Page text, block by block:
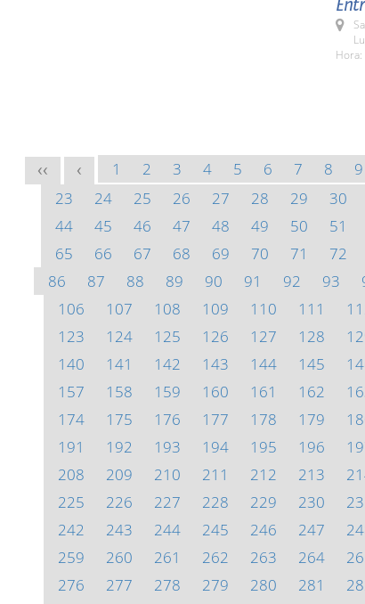
<< < 1 2 3 4 5 6 7 8 9
23
24 25 26 27 28 29 30
44
45 46 47 48 49 50 51
65
66 67 68 69 70 71 72
86
87 88 89 90 91 92 93
106
107 108 109 110 111
123
124 125 126 127 128
140
141 142 143 144 145
157
158 159 160 161 162
174
175 176 177 178 179
191
192 193 194 195 196
208
209 210 211 212 213
225
226 227 228 229 230
242
243 244 245 246 247
259
260 261 262 263 264
276
277 278 279 280 281